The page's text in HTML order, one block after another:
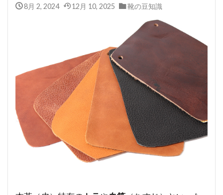
8月 2, 2024 12月 10, 2025 靴の豆知識